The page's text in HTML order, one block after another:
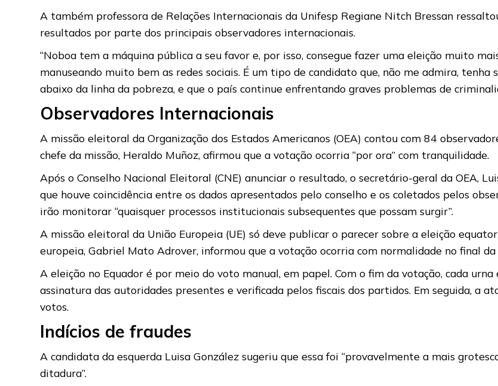
A também professora de Relações Internacionais da Unifesp Regiane Nitch Bressan
resultados por parte dos principais observadores internacionais.
“Noboa tem a máquina pública a seu favor e, por isso, consegue fazer uma eleição muito
manuseando muito bem as redes sociais. É um tipo de candidato que, não me admira,
abaixo da linha da pobreza, e que o país continue enfrentando graves problemas de
Observadores Internacionais
A missão eleitoral da Organização dos Estados Americanos (OEA) contou com 84
chefe da missão, Heraldo Muñoz, afirmou que a votação ocorria “por ora” com tranquilidade.
Após o Conselho Nacional Eleitoral (CNE) anunciar o resultado, o secretário-geral da OEA,
que houve coincidência entre os dados apresentados pelo conselho e os coletados pelos
irão monitorar “quaisquer processos institucionais subsequentes que possam surgir”.
A missão eleitoral da União Europeia (UE) só deve publicar o parecer sobre a eleição
europeia, Gabriel Mato Adrover, informou que a votação ocorria com normalidade no final
A eleição no Equador é por meio do voto manual, em papel. Com o fim da votação, cada
assinatura das autoridades presentes e verificada pelos fiscais dos partidos. Em seguida, a
votos.
Indícios de fraudes
A candidata da esquerda Luisa González sugeriu que essa foi “provavelmente a mais
ditadura”.